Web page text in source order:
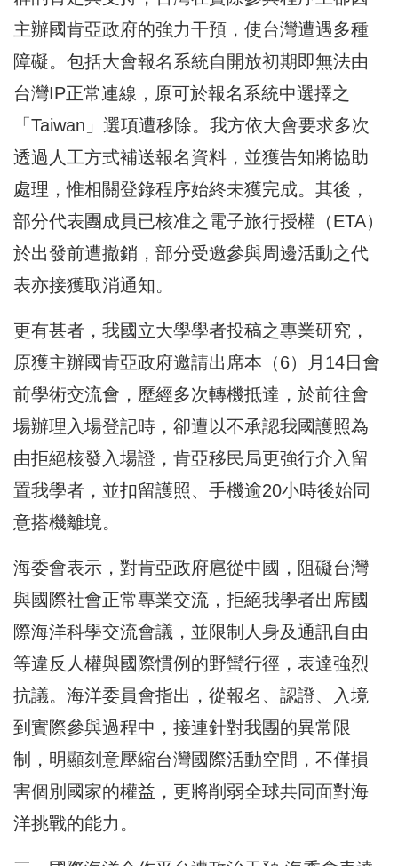
主辦國肯亞政府的強力干預，使台灣遭遇多種
障礙。包括大會報名系統自開放初期即無法由
台灣IP正常連線，原可於報名系統中選擇之
「Taiwan」選項遭移除。我方依大會要求多次
透過人工方式補送報名資料，並獲告知將協助
處理，惟相關登錄程序始終未獲完成。其後，
部分代表團成員已核准之電子旅行授權（ETA）
於出發前遭撤銷，部分受邀參與周邊活動之代
表亦接獲取消通知。
更有甚者，我國立大學學者投稿之專業研究，
原獲主辦國肯亞政府邀請出席本（6）月14日會
前學術交流會，歷經多次轉機抵達，於前往會
場辦理入場登記時，卻遭以不承認我國護照為
由拒絕核發入場證，肯亞移民局更強行介入留
置我學者，並扣留護照、手機逾20小時後始同
意搭機離境。
海委會表示，對肯亞政府扈從中國，阻礙台灣
與國際社會正常專業交流，拒絕我學者出席國
際海洋科學交流會議，並限制人身及通訊自由
等違反人權與國際慣例的野蠻行徑，表達強烈
抗議。海洋委員會指出，從報名、認證、入境
到實際參與過程中，接連針對我團的異常限
制，明顯刻意壓縮台灣國際活動空間，不僅損
害個別國家的權益，更將削弱全球共同面對海
洋挑戰的能力。